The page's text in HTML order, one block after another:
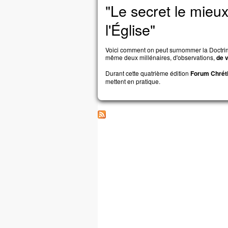
«
"Le secret le
l'Église"
Voici comment on peut surnommer la
même deux millénaires, d'observations, de
Durant cette quatrième édition Forum
mettent en pratique.